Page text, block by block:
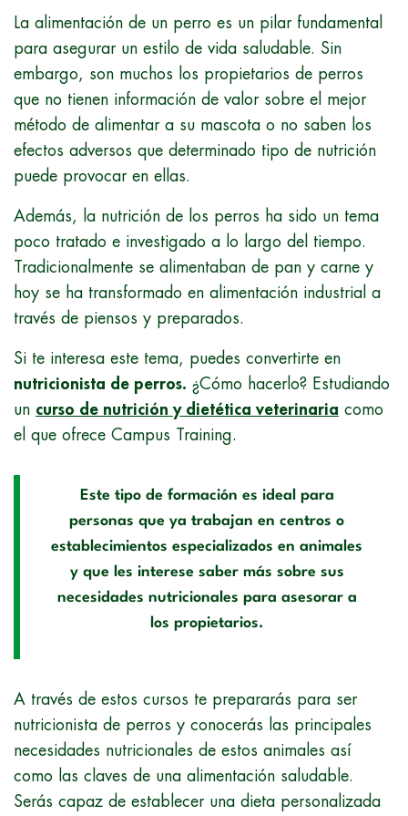
La alimentación de un perro es un pilar fundamental
para asegurar un estilo de vida saludable. Sin
embargo, son muchos los propietarios de perros
que no tienen información de valor sobre el mejor
método de alimentar a su mascota o no saben los
efectos adversos que determinado tipo de nutrición
puede provocar en ellas.
Además, la nutrición de los perros ha sido un tema
poco tratado e investigado a lo largo del tiempo.
Tradicionalmente se alimentaban de pan y carne y
hoy se ha transformado en alimentación industrial a
través de piensos y preparados.
Si te interesa este tema, puedes convertirte en
nutricionista de perros. ¿Cómo hacerlo? Estudiando
un curso de nutrición y dietética veterinaria como
el que ofrece Campus Training.
Este tipo de formación es ideal para
personas que ya trabajan en centros o
establecimientos especializados en animales
y que les interese saber más sobre sus
necesidades nutricionales para asesorar a
los propietarios.
A través de estos cursos te prepararás para ser
nutricionista de perros y conocerás las principales
necesidades nutricionales de estos animales así
como las claves de una alimentación saludable.
Serás capaz de establecer una dieta personalizada